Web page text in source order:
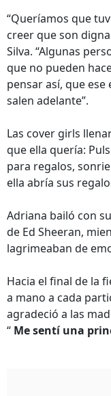
“Queríamos que
creer que son
Silva. “Algunas
que no pueden
pensar así, que
salen adelante”.
Las cover girls
que ella quería:
para regalos,
ella abría sus
Adriana bailó con
de Ed Sheeran,
lagrimeaban de
Hacia el final de la
a mano a cada
agradeció a las
“ Me sentí una